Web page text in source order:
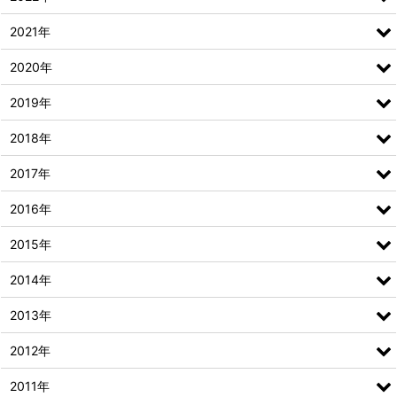
2021年
2020年
2019年
2018年
2017年
2016年
2015年
2014年
2013年
2012年
2011年